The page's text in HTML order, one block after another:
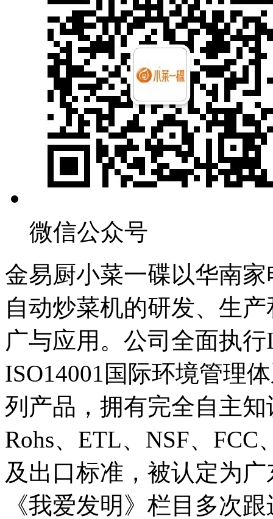
微信公众号
金易厨小菜一碟以华南
自动炒菜机的研发、生
广与应用。公司全面执
ISO14001国际环境管理
列产品，拥有完全自主
Rohs、ETL、NSF、
及出口标准，被认定为
《我爱发明》栏目多次